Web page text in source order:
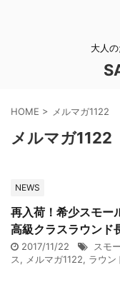
大人
HOME > メルマガ1122
メルマガ1122
NEWS
再入荷！希少スモー
高級クラスラウンド
2017/11/22 スモ
ス, メルマガ1122, ラウン